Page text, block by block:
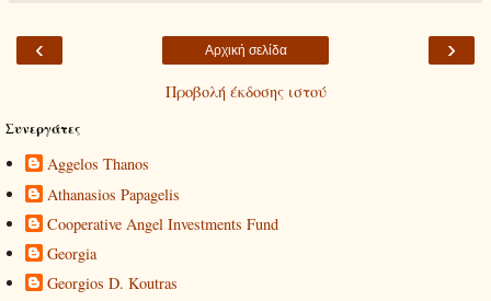
‹ ›
Αρχική σελίδα
Προβολή έκδοσης ιστού
Συνεργάτες
Aggelos Thanos
Athanasios Papagelis
Cooperative Angel Investments Fund
Georgia
Georgios D. Koutras